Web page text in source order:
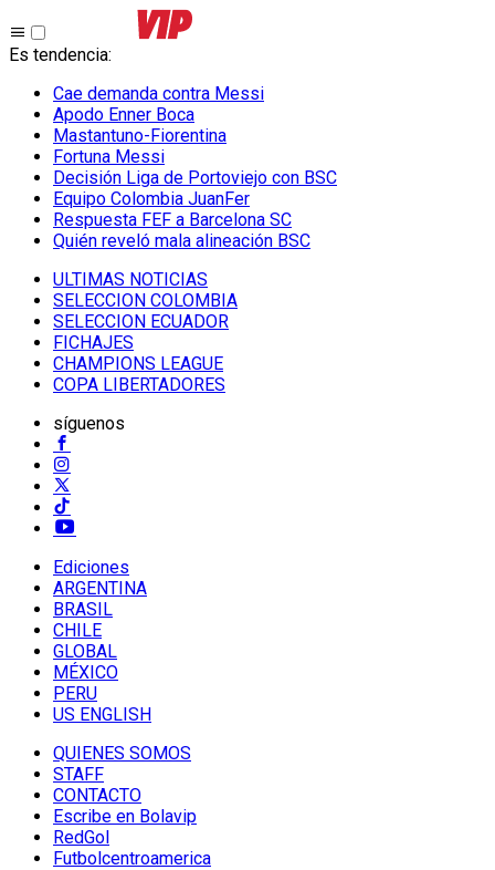
Es tendencia:
Cae demanda contra Messi
Apodo Enner Boca
Mastantuno-Fiorentina
Fortuna Messi
Decisión Liga de Portoviejo con BSC
Equipo Colombia JuanFer
Respuesta FEF a Barcelona SC
Quién reveló mala alineación BSC
ULTIMAS NOTICIAS
SELECCION COLOMBIA
SELECCION ECUADOR
FICHAJES
CHAMPIONS LEAGUE
COPA LIBERTADORES
síguenos
Ediciones
ARGENTINA
BRASIL
CHILE
GLOBAL
MÉXICO
PERU
US ENGLISH
QUIENES SOMOS
STAFF
CONTACTO
Escribe en Bolavip
RedGol
Futbolcentroamerica